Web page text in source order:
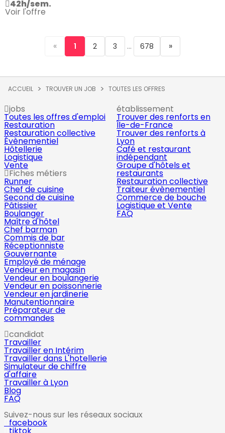
42h/sem.
Voir l'offre
« 1 2 3 ... 678 »
ACCUEIL TROUVER UN JOB TOUTES LES OFFRES
jobs
Toutes les offres d'emploi
Restauration
Restauration collective
Évènementiel
Hôtellerie
Logistique
Vente
Fiches métiers
Runner
Chef de cuisine
Second de cuisine
Pâtissier
Boulanger
Maître d'hôtel
Chef barman
Commis de bar
Réceptionniste
Gouvernante
Employé de ménage
Vendeur en magasin
Vendeur en boulangerie
Vendeur en poissonnerie
Vendeur en jardinerie
Manutentionnaire
Préparateur de
commandes
établissement
Trouver des renforts en
Île-de-France
Trouver des renforts à
Lyon
Café et restaurant
indépendant
Groupe d'hôtels et
restaurants
Restauration collective
Traiteur évènementiel
Commerce de bouche
Logistique et Vente
FAQ
candidat
Travailler
Travailler en Intérim
Travailler dans L'hotellerie
Simulateur de chiffre
d'affaire
Travailler à Lyon
Blog
FAQ
Suivez-nous sur les réseaux sociaux
facebook